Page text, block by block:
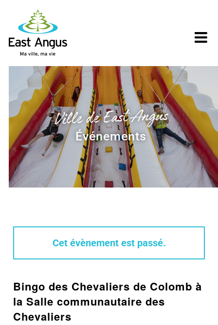
content
Ville de East Angus
Événements
Cet évènement est passé.
Bingo des Chevaliers de Colomb à
la Salle communautaire des
Chevaliers